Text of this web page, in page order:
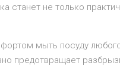
станет не только
мыть посуду
предотвращает